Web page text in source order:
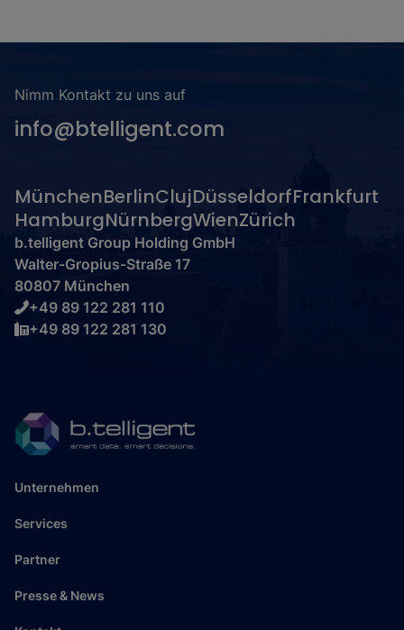
Nimm Kontakt zu uns auf
info@btelligent.com
MünchenBerlinClujDüsseldorfFrankfurt
HamburgNürnbergWienZürich
b.telligent Group Holding GmbH
Walter-Gropius-Straße 17
80807 München
+49 89 122 281 110
+49 89 122 281 130
Unternehmen
Services
Partner
Presse & News